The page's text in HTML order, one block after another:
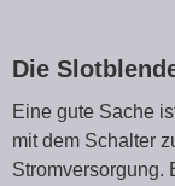
Die
Eine gute Sache
mit dem Schalter
Stromversorgung.